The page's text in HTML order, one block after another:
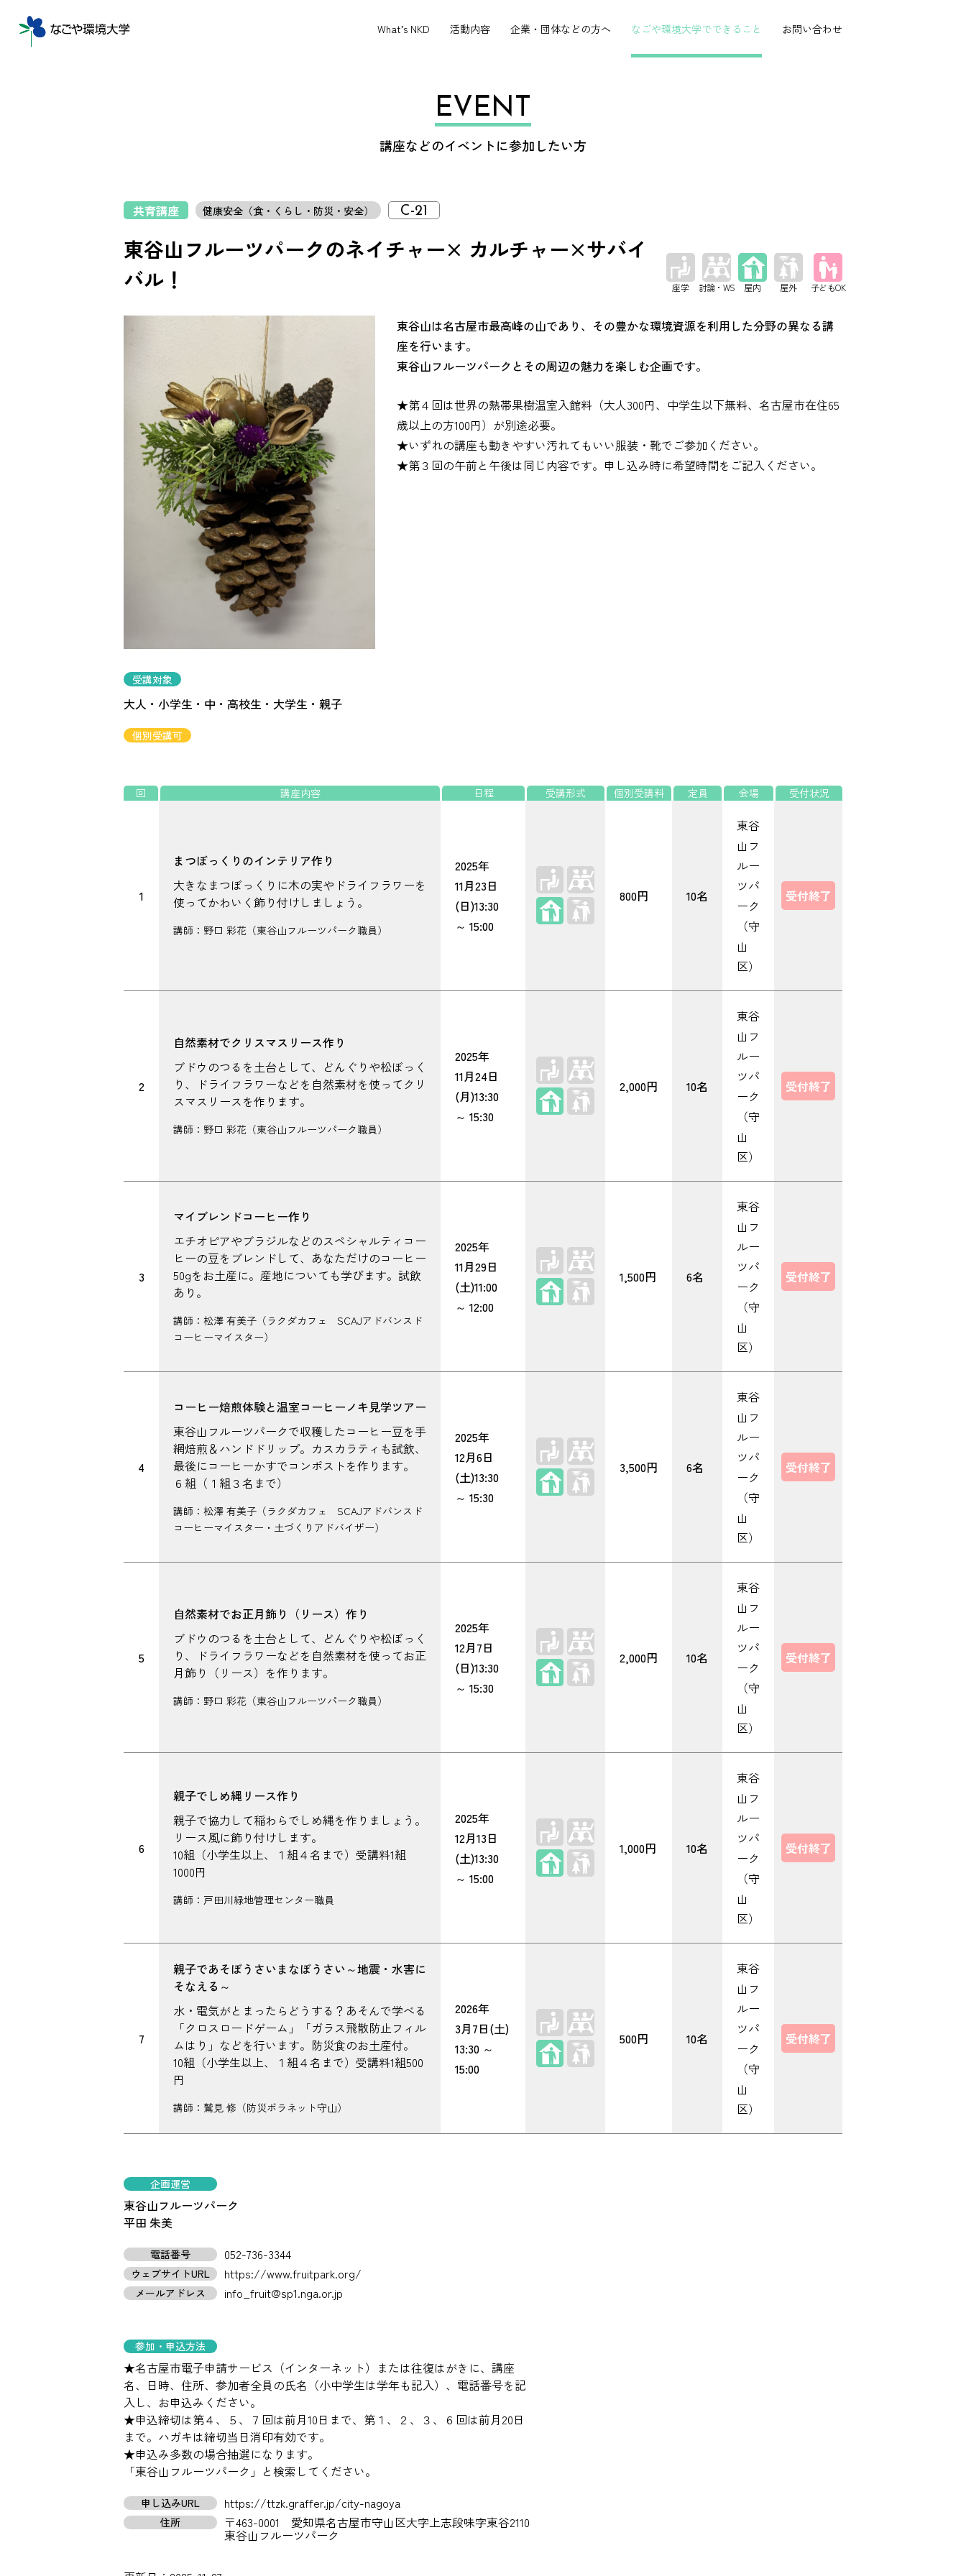
What’s NKD 活動内容 企業・団体などの方へ なごや環境大学でできること お問い合わせ
EVENT
講座などのイベントに参加したい方
東谷山フルーツパークのネイチャー× カルチャー×サバイ
バル！
共育講座 C-21
健康安全（食・くらし・防災・安全）
屋内 子どもOK
受講対象
大人・小学生・中・高校生・大学生・親子
個別受講可
東谷山は名古屋市最高峰の山であり、その豊かな環境資源を利用した分野の異なる講
座を行います。
東谷山フルーツパークとその周辺の魅力を楽しむ企画です。
★第４回は世界の熱帯果樹温室入館料（大人300円、中学生以下無料、名古屋市在住65
歳以上の方100円）が別途必要。
★いずれの講座も動きやすい汚れてもいい服装・靴でご参加ください。
★第３回の午前と午後は同じ内容です。申し込み時に希望時間をご記入ください。
回 講座内容 日程 受講形式 個別受講料 定員 会場 受付状況
1
まつぼっくりのインテリア作り
大きなまつぼっくりに木の実やドライフラワーを
使ってかわいく飾り付けしましょう。
講師：野口 彩花（東谷山フルーツパーク職員）
2025年
11月23日
(日)13:30
～ 15:00
屋内 800円 10名
東谷
山フ
ルー
ツパ
ーク
（守
山
区）
受付終了
2
自然素材でクリスマスリース作り
ブドウのつるを土台として、どんぐりや松ぼっく
り、ドライフラワーなどを自然素材を使ってクリ
スマスリースを作ります。
講師：野口 彩花（東谷山フルーツパーク職員）
2025年
11月24日
(月)13:30
～ 15:30
屋内 2,000円 10名
東谷
山フ
ルー
ツパ
ーク
（守
山
区）
受付終了
3
マイブレンドコーヒー作り
エチオピアやブラジルなどのスペシャルティコー
ヒーの豆をブレンドして、あなただけのコーヒー
50gをお土産に。産地についても学びます。試飲
あり。
講師：松澤 有美子（ラクダカフェ SCAJアドバンスド
コーヒーマイスター）
2025年
11月29日
(土)11:00
～ 12:00
屋内 1,500円 6名
東谷
山フ
ルー
ツパ
ーク
（守
山
区）
受付終了
4
コーヒー焙煎体験と温室コーヒーノキ見学ツアー
東谷山フルーツパークで収穫したコーヒー豆を手
網焙煎＆ハンドドリップ。カスカラティも試飲、
最後にコーヒーかすでコンポストを作ります。
６組（１組３名まで）
講師：松澤 有美子（ラクダカフェ SCAJアドバンスド
コーヒーマイスター・土づくりアドバイザー）
2025年
12月6日
(土)13:30
～ 15:30
屋内 3,500円 6名
東谷
山フ
ルー
ツパ
ーク
（守
山
区）
受付終了
5
自然素材でお正月飾り（リース）作り
ブドウのつるを土台として、どんぐりや松ぼっく
り、ドライフラワーなどを自然素材を使ってお正
月飾り（リース）を作ります。
講師：野口 彩花（東谷山フルーツパーク職員）
2025年
12月7日
(日)13:30
～ 15:30
屋内 2,000円 10名
東谷
山フ
ルー
ツパ
ーク
（守
山
区）
受付終了
6
親子でしめ縄リース作り
親子で協力して稲わらでしめ縄を作りましょう。
リース風に飾り付けします。
10組（小学生以上、１組４名まで）受講料1組
1000円
講師：戸田川緑地管理センター職員
2025年
12月13日
(土)13:30
～ 15:00
屋内 1,000円 10名
東谷
山フ
ルー
ツパ
ーク
（守
山
区）
受付終了
7
親子であそぼうさいまなぼうさい～地震・水害に
そなえる～
水・電気がとまったらどうする？あそんで学べる
「クロスロードゲーム」「ガラス飛散防止フィル
ムはり」などを行います。防災食のお土産付。
10組（小学生以上、１組４名まで）受講料1組500
円
講師：鷲見 修（防災ボラネット守山）
2026年
3月7日(土)
13:30 ～
15:00
屋内 500円 10名
東谷
山フ
ルー
ツパ
ーク
（守
山
区）
受付終了
企画運営
東谷山フルーツパーク
平田 朱美
電話番号 052-736-3344
ウェブサイトURL https://www.fruitpark.org/
メールアドレス info_fruit@sp1.nga.or.jp
参加・申込方法
★名古屋市電子申請サービス（インターネット）または往復はがきに、講座
名、日時、住所、参加者全員の氏名（小中学生は学年も記入）、電話番号を記
入し、お申込みください。
★申込締切は第４、５、７回は前月10日まで、第１、２、３、６回は前月20日
まで。ハガキは締切当日消印有効です。
★申込み多数の場合抽選になります。
「東谷山フルーツパーク」と検索してください。
申し込みURL https://ttzk.graffer.jp/city-nagoya
住所 〒463-0001 愛知県名古屋市守山区大字上志段味字東谷2110
東谷山フルーツパーク